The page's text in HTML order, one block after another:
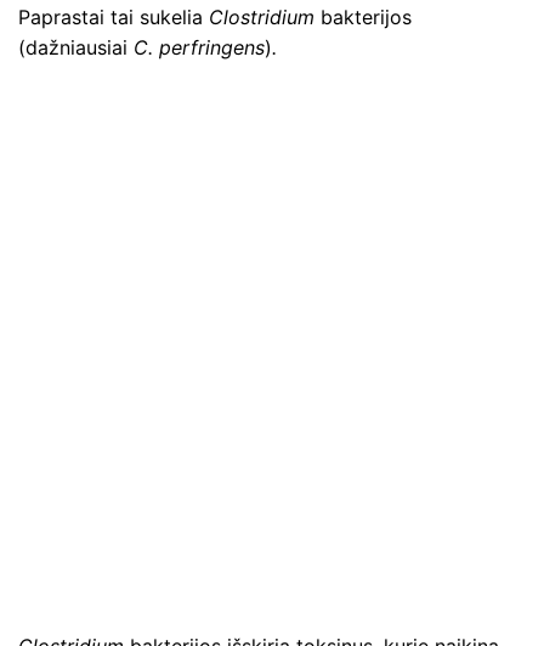
Paprastai tai sukelia Clostridium bakterijos
(dažniausiai C. perfringens).